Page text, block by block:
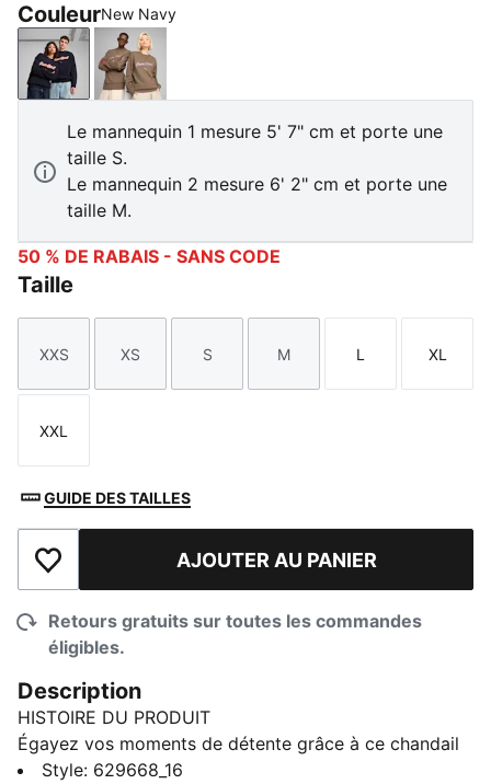
CouleurNew Navy
New NavyTotally Taupe
Le mannequin 1 mesure 5' 7" cm et porte une
taille S.
Le mannequin 2 mesure 6' 2" cm et porte une
taille M.
50 % DE RABAIS - SANS CODE
Taille
Taille
XXS
Taille
XS
Taille
S
Taille
M
Taille
L
Taille
XL
Taille
XXL
GUIDE DES TAILLES
Ajouter à la liste de souhaits
AJOUTER AU PANIER
Retours gratuits sur toutes les commandes
éligibles.
Description
HISTOIRE DU PRODUIT
Égayez vos moments de détente grâce à ce chandail
à col rond de PUMA. Doté d’un écusson graphique
Style: 629668_16